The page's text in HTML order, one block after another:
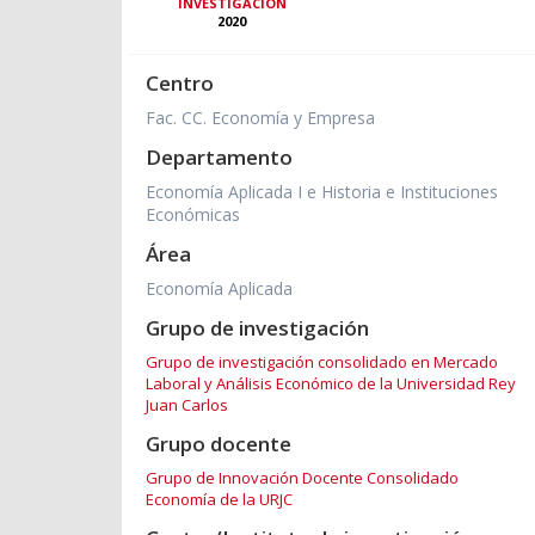
2020
Centro
Fac. CC. Economía y Empresa
Departamento
Economía Aplicada I e Historia e Instituciones
Económicas
Área
Economía Aplicada
Grupo de investigación
Grupo de investigación consolidado en Mercado
Laboral y Análisis Económico de la Universidad Rey
Juan Carlos
Grupo docente
Grupo de Innovación Docente Consolidado
Economía de la URJC